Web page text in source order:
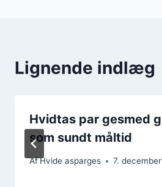
Lignende indlæg
Hvidtas par gesmed
som sundt måltid
AfHvide asparges 7.